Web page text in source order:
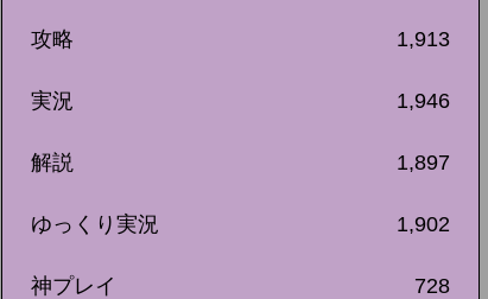
攻略 1,913
実況 1,946
解説 1,897
ゆっくり実況 1,902
神プレイ 728